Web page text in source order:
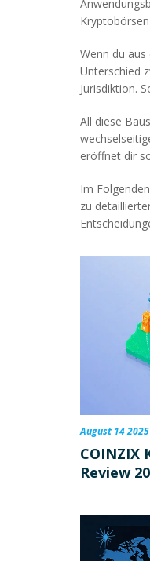
Wenn du
Unterschied
Jurisdiktion.
All diese
eröffnet dir
Im
zu
August 14 2025
Review